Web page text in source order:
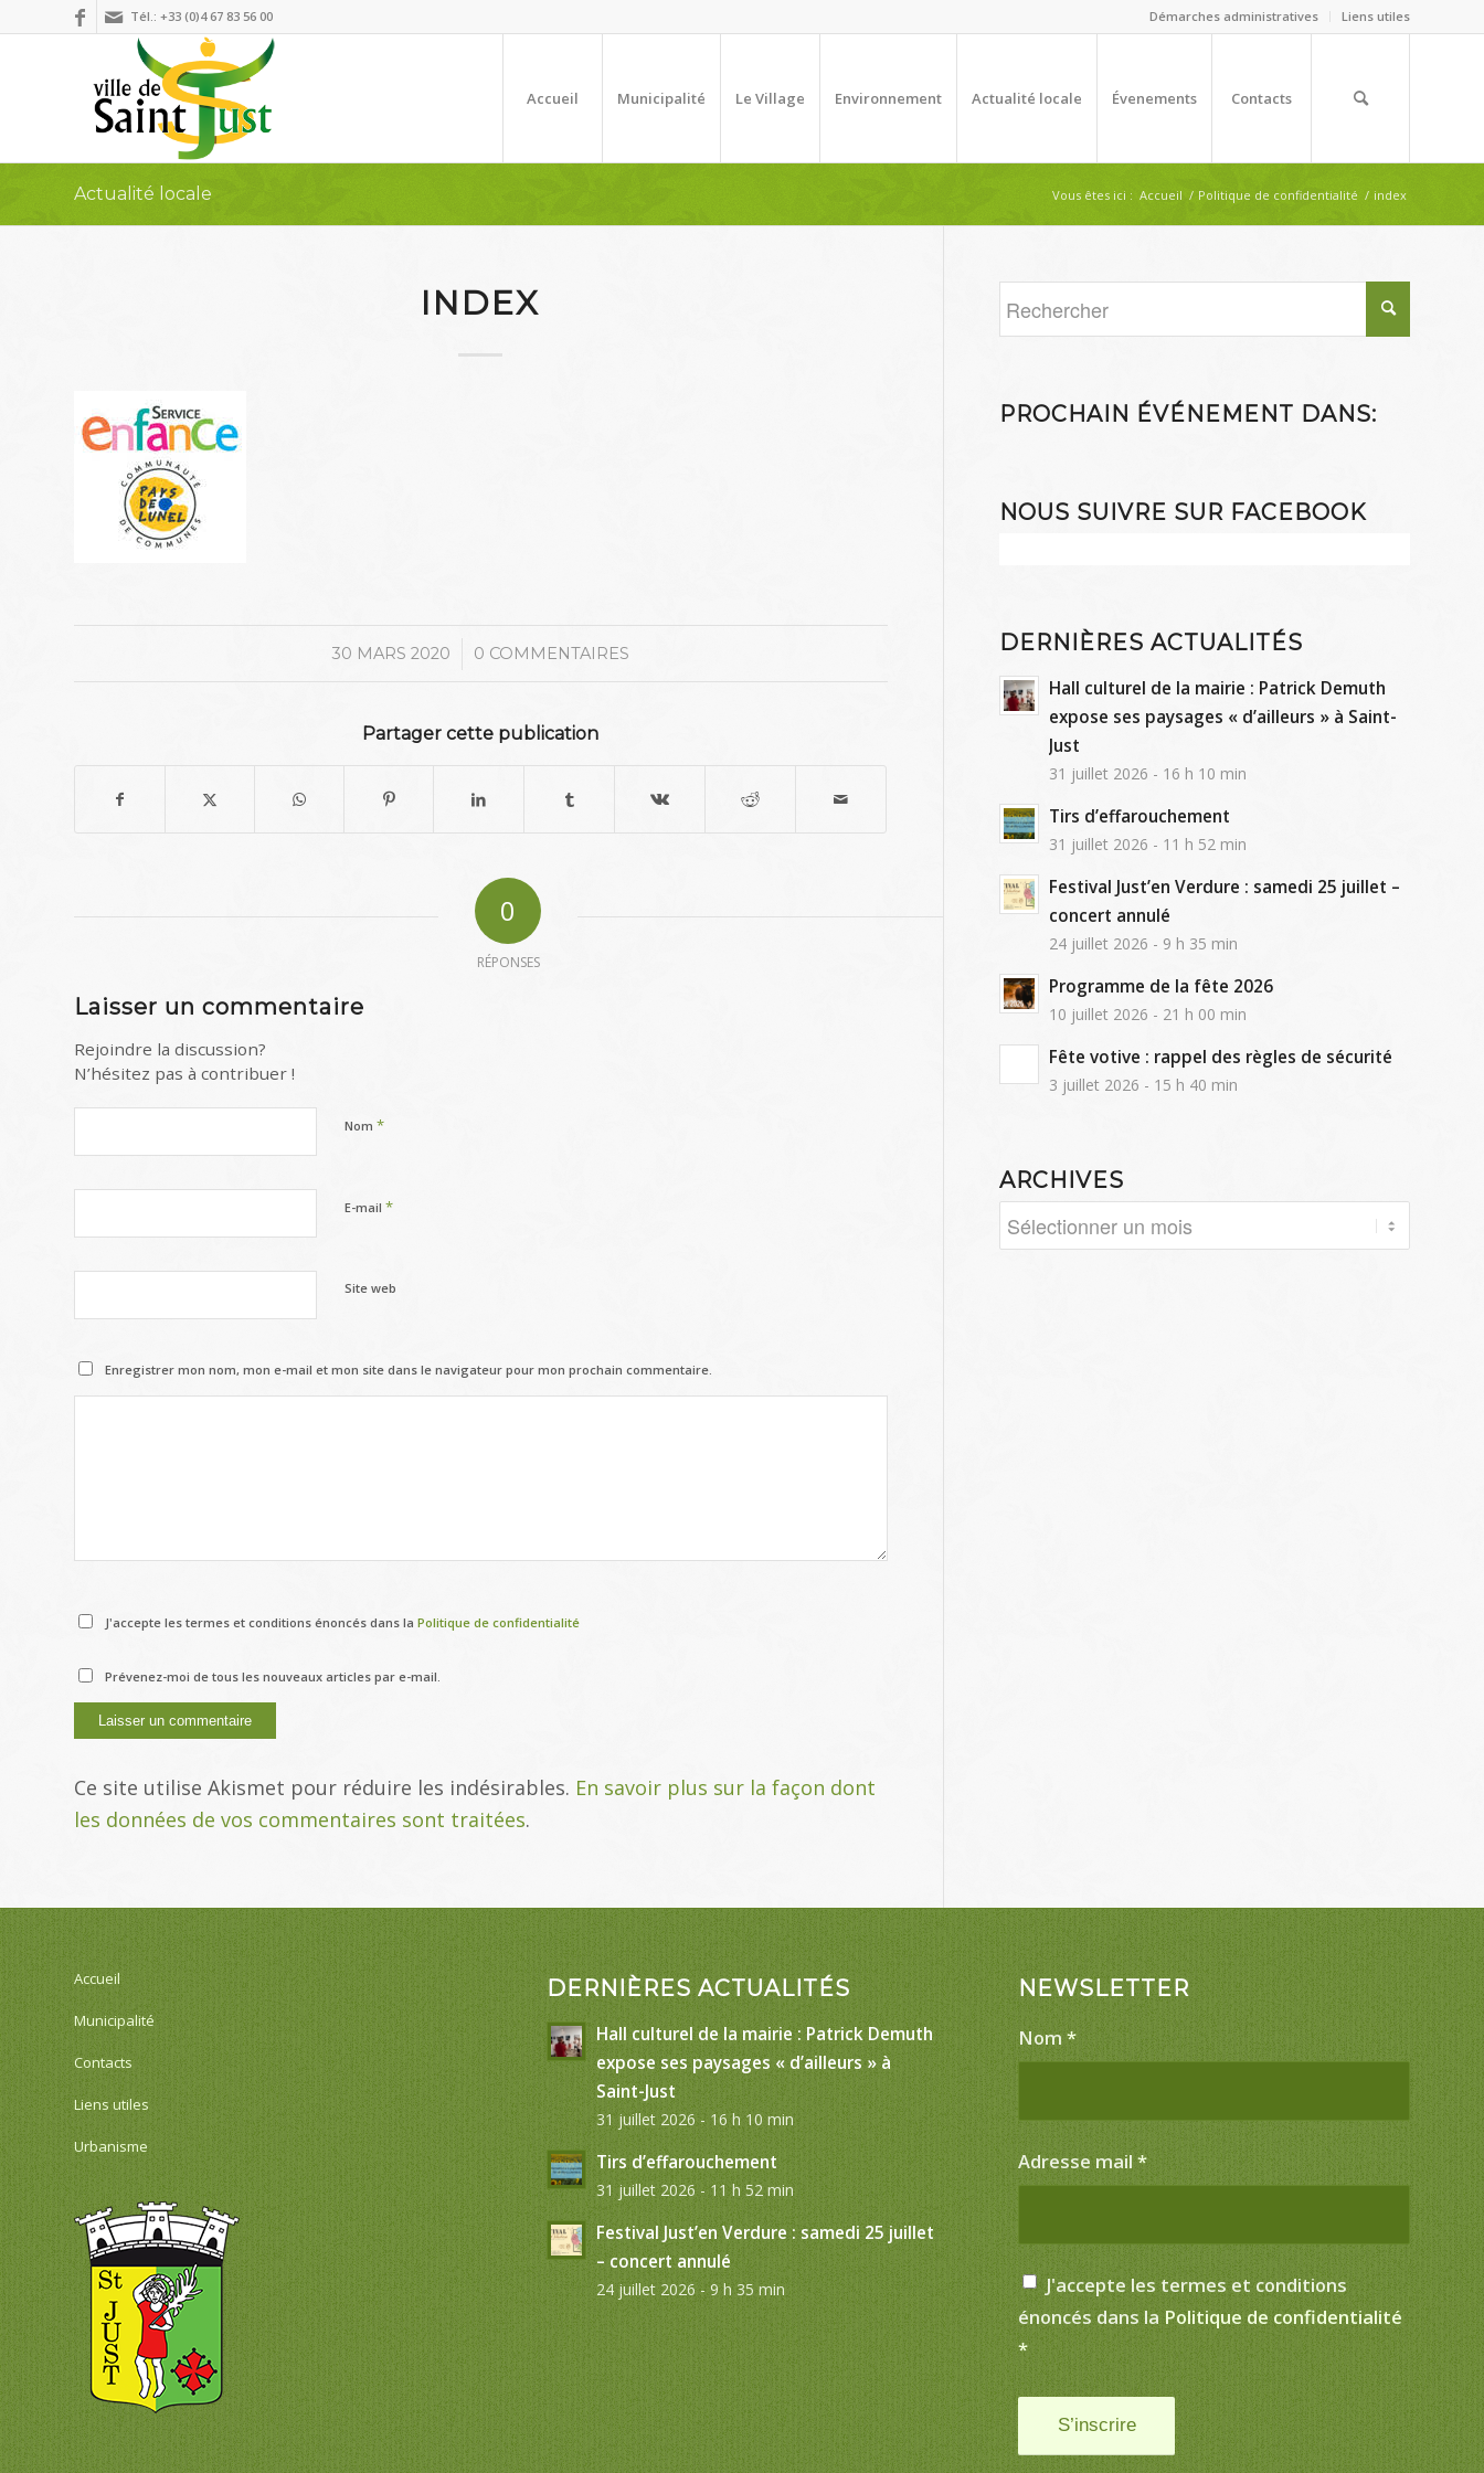
Démarches administratives Liens utiles
Tél.: +33 (0)4 67 83 56 00
Accueil Municipalité Le Village Environnement Actualité locale Évenements Contacts
Actualité locale Vous êtes ici : Accueil / Politique de confidentialité / index
INDEX
30 MARS 2020
/ 0 COMMENTAIRES
Partager cette publication
0
RÉPONSES
Laisser un commentaire
Rejoindre la discussion?
N’hésitez pas à contribuer !
Nom *
E-mail *
Site web
Enregistrer mon nom, mon e-mail et mon site dans le navigateur pour mon prochain commentaire.
J'accepte les termes et conditions énoncés dans la Politique de confidentialité
Prévenez-moi de tous les nouveaux articles par e-mail.
Ce site utilise Akismet pour réduire les indésirables. En savoir plus sur la façon dont
les données de vos commentaires sont traitées.
PROCHAIN ÉVÉNEMENT DANS:
NOUS SUIVRE SUR FACEBOOK
DERNIÈRES ACTUALITÉS
Hall culturel de la mairie : Patrick Demuth
expose ses paysages « d’ailleurs » à Saint-
Just
31 juillet 2026 - 16 h 10 min
Tirs d’effarouchement
31 juillet 2026 - 11 h 52 min
Festival Just’en Verdure : samedi 25 juillet –
concert annulé
24 juillet 2026 - 9 h 35 min
Programme de la fête 2026
10 juillet 2026 - 21 h 00 min
Fête votive : rappel des règles de sécurité
3 juillet 2026 - 15 h 40 min
ARCHIVES
Accueil
Municipalité
Contacts
Liens utiles
Urbanisme
DERNIÈRES ACTUALITÉS
Hall culturel de la mairie : Patrick Demuth
expose ses paysages « d’ailleurs » à
Saint-Just
31 juillet 2026 - 16 h 10 min
Tirs d’effarouchement
31 juillet 2026 - 11 h 52 min
Festival Just’en Verdure : samedi 25 juillet
– concert annulé
24 juillet 2026 - 9 h 35 min
NEWSLETTER
Nom*
Adresse mail*
J'accepte les termes et conditions
énoncés dans la Politique de confidentialité
*